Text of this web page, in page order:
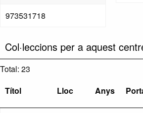
973531718
Col·leccions per a aquest
Total: 23
Títol
Lloc Anys